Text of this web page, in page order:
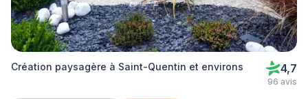
Création paysagère à Saint-Quentin et environs 4,7
96 avis